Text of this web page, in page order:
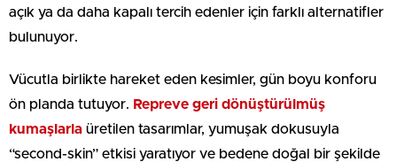
açık ya da daha kapalı tercih edenler için farklı alternatifler
bulunuyor.
Vücutla birlikte hareket eden kesimler, gün boyu konforu
ön planda tutuyor. Repreve geri dönüştürülmüş
kumaşlarla üretilen tasarımlar, yumuşak dokusuyla
“second-skin” etkisi yaratıyor ve bedene doğal bir şekilde